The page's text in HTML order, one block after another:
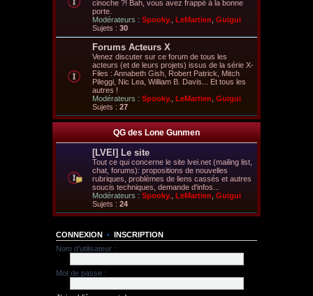
cinoche ?! Bah, vous avez frappé à la bonne
porte.
Modérateurs : Spooky. LeMartien Guigui
Sujets : 30
Forums Acteurs X
Venez discuter sur ce forum de tous les
acteurs (et de leurs projets) issus de la série X-
Files : Annabeth Gish, Robert Patrick, Mitch
Pileggi, Nic Lea, William B. Davis... Et tous les
autres !
Modérateurs : Spooky. LeMartien Guigui
Sujets : 27
QG des Lone Gunmen
[LVEI] Le site
Tout ce qui concerne le site lvei.net (mailing list,
chat, forums): propositions de nouvelles
rubriques, problèmes de liens cassés et autres
soucis techniques, demande d'infos...
Modérateurs : Spooky. LeMartien Guigui
Sujets : 24
CONNEXION • INSCRIPTION
Nom d’utilisateur :
Mot de passe :